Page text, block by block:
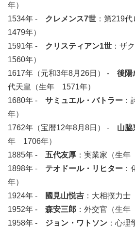
年）
1534年 - クレメンス7世 ：第219
1479年）
1591年 - クリスティアン1世 ：ザ
1560年）
1617年（元和3年8月26日） - 後陽
代天皇（生年 1571年）
1680年 - サミュエル・バトラー
年）
1762年（宝暦12年8月8日） - 山脇
年 1706年）
1885年 - 五代友厚 ：実業家（生
1898年 - テオドール・リヒター
年）
1924年 -
國見山悦吉 ：大相撲力
1952年 - 森安三郎 ：外交官（生
1958年 - ジョン・ワトソン ：心